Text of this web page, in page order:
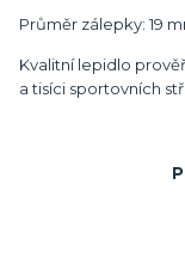
Průměr zálepky: 19
Kvalitní lepidlo
a tisíci sportovních